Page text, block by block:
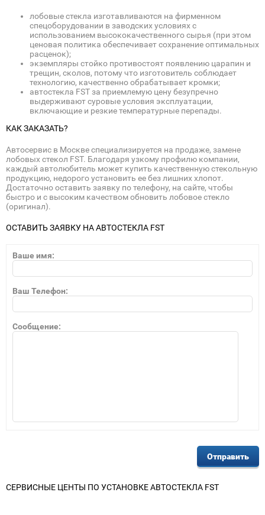
лобовые стекла изготавливаются на фирменном
спецоборудовании в заводских условиях с
использованием высококачественного сырья (при этом
ценовая политика обеспечивает сохранение оптимальных
расценок);
экземпляры стойко противостоят появлению царапин и
трещин, сколов, потому что изготовитель соблюдает
технологию, качественно обрабатывает кромки;
автостекла FST за приемлемую цену безупречно
выдерживают суровые условия эксплуатации,
включающие и резкие температурные перепады.
КАК ЗАКАЗАТЬ?
Автосервис в Москве специализируется на продаже, замене
лобовых стекол FST. Благодаря узкому профилю компании,
каждый автолюбитель может купить качественную стекольную
продукцию, недорого установить ее без лишних хлопот.
Достаточно оставить заявку по телефону, на сайте, чтобы
быстро и с высоким качеством обновить лобовое стекло
(оригинал).
ОСТАВИТЬ ЗАЯВКУ НА АВТОСТЕКЛА FST
Ваше имя:
Ваш Телефон:
Сообщение:
СЕРВИСНЫЕ ЦЕНТЫ ПО УСТАНОВКЕ АВТОСТЕКЛА FST